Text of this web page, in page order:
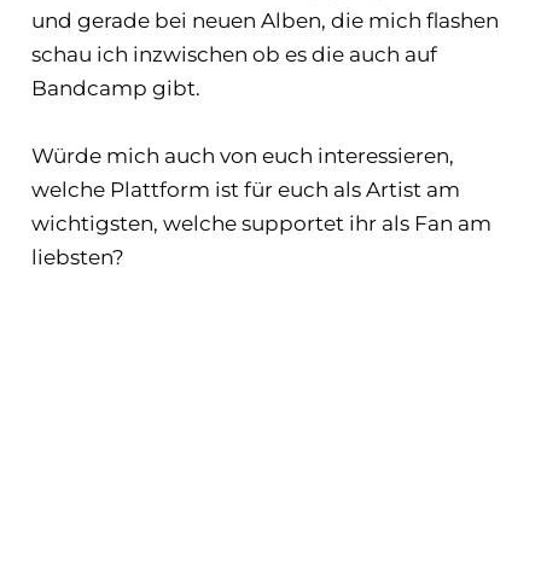
und gerade bei neuen Alben, die mich flashen
schau ich inzwischen ob es die auch auf
Bandcamp gibt.
Würde mich auch von euch interessieren,
welche Plattform ist für euch als Artist am
wichtigsten, welche supportet ihr als Fan am
liebsten?